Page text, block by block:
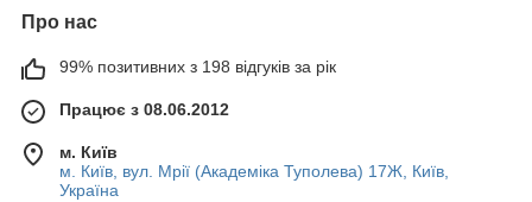
Про нас
99% позитивних з 198 відгуків за рік
Працює з 08.06.2012
м. Київ
м. Київ, вул. Мрії (Академіка Туполева) 17Ж, Київ,
Україна